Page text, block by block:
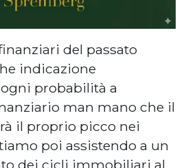
del passato
indicazione
probabilità a
man mano che il
il proprio picco nei
poi assistendo a un
dei cicli immobiliari al